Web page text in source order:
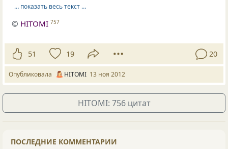
… показать весь текст …
© HITOMI 757
51 19 20
Опубликовала HITOMI 13 ноя 2012
HITOMI: 756 цитат
ПОСЛЕДНИЕ КОММЕНТАРИИ